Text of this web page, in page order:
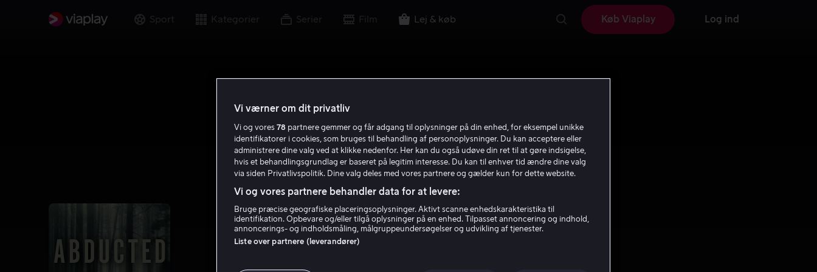
Sport Kategorier Serier Film Lej & køb Køb Viaplay Log ind
Vi værner om dit privatliv
Vi og vores 78 partnere gemmer og får adgang til oplysninger på din enhed, for eksempel unikke
identifikatorer i cookies, som bruges til behandling af personoplysninger. Du kan acceptere eller
administrere dine valg ved at klikke nedenfor. Her kan du også udøve din ret til at gøre indsigelse,
hvis et behandlingsgrundlag er baseret på legitim interesse. Du kan til enhver tid ændre dine valg
via siden Privatlivspolitik. Dine valg deles med vores partnere og gælder kun for dette website.
Vi og vores partnere behandler data for at levere:
Bruge præcise geografiske placeringsoplysninger. Aktivt scanne enhedskarakteristika til
identifikation. Opbevare og/eller tilgå oplysninger på en enhed. Tilpasset annoncering og indhold,
annoncerings- og indholdsmåling, målgruppeundersøgelser og udvikling af tjenester.
Liste over partnere (leverandører)